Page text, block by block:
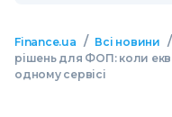
Finance.ua / Всі новини /
рішень для ФОП: коли
одному сервісі